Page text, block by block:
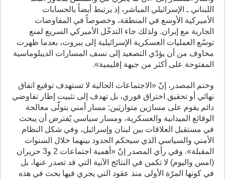
اللبناني ـ الإسرائيلي المباشر، إذ يرتبط أيضاً بالحسابات
الأميركية الأوسع في المنطقة، وخصوصاً في المفاوضات
الجارية مع إيران. ولذلك جاء التدخّل الأميركي السريع لمنع
توسّع العمليات العسكرية الإسرائيلية إلى بيروت، بعدما ظهرت
مخاوف من أن يؤدّي التصعيد إلى نسف المسارات الديبلوماسية
المفتوحة على أكثر من جبهة إقليمية».
وختم المصدر، إنّ «الاجتماعات الحالية لا تستهدف توقيع اتفاق
نهائي أو تحقيق اختراق فوري، بل تهدف إلى تثبيت إطار تفاوضي
دائم يقوم على مسارَين متوازيَين: مسار أمني يتولّى معالجة
الوقائع الميدانية والعسكرية، ومسار سياسي يُفترض أن يبحث
في مستقبل العلاقات بين لبنان وإسرائيل، وفي شكل النظام
الأمني والسياسي الذي سيحكم الحدود بينهما خلال السنوات
المقبلة». وفي رأي المصدر إنّ «أهمية اجتماعات 2 و3 حزيران
(امس واليوم) لا تكمن في النتائج الآنية التي قد تصدر عنها، بل
في كونها المرّة الأولى منذ عقود التي يجري فيها بحث في هذه